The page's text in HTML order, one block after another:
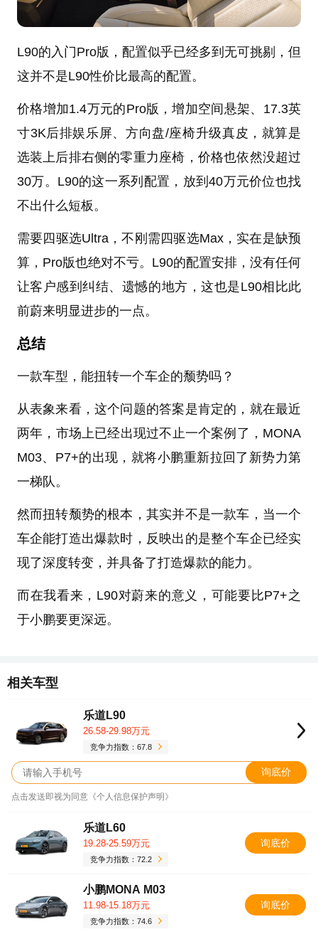
L90的入门Pro版，配置似乎已经多到无可挑剔，但
这并不是L90性价比最高的配置。
价格增加1.4万元的Pro版，增加空间悬架、17.3英
寸3K后排娱乐屏、方向盘/座椅升级真皮，就算是
选装上后排右侧的零重力座椅，价格也依然没超过
30万。L90的这一系列配置，放到40万元价位也找
不出什么短板。
需要四驱选Ultra，不刚需四驱选Max，实在是缺预
算，Pro版也绝对不亏。L90的配置安排，没有任何
让客户感到纠结、遗憾的地方，这也是L90相比此
前蔚来明显进步的一点。
总结
一款车型，能扭转一个车企的颓势吗？
从表象来看，这个问题的答案是肯定的，就在最近
两年，市场上已经出现过不止一个案例了，MONA
M03、P7+的出现，就将小鹏重新拉回了新势力第
一梯队。
然而扭转颓势的根本，其实并不是一款车，当一个
车企能打造出爆款时，反映出的是整个车企已经实
现了深度转变，并具备了打造爆款的能力。
而在我看来，L90对蔚来的意义，可能要比P7+之
于小鹏要更深远。
相关车型
乐道L90
26.58-29.98万元
竞争力指数：67.8
询底价
点击发送即视为同意《个人信息保护声明》
乐道L60
19.28-25.59万元
竞争力指数：72.2
询底价
小鹏MONA M03
11.98-15.18万元
竞争力指数：74.6
询底价